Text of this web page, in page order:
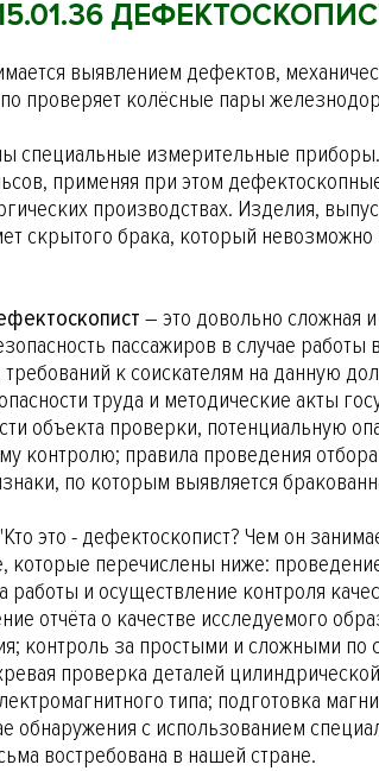
выявлением дефектов,
проверяет колёсные пары
специальные измерительные
применяя при этом
производствах. Изделия,
скрытого брака, который невозможно
– это довольно сложная и
пассажиров в случае
к соискателям на данную
труда и методические акты
объекта проверки, потенциальную
правила проведения
по которым выявляется
это - дефектоскопист? Чем он
которые перечислены ниже:
и осуществление контроля
отчёта о качестве исследуемого
контроль за простыми и сложными
проверка деталей
типа; подготовка
обнаружения с использованием
востребована в нашей стране.